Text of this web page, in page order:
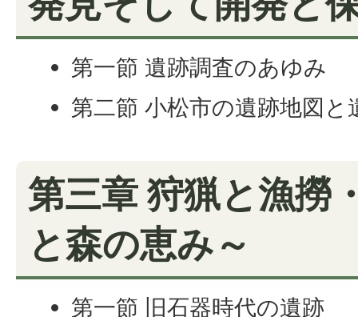
第一節 遺跡調査のあゆみ
第二節 小松市の遺跡地図と
第三章 狩猟と漁撈
と森の恵み～
第一節 旧石器時代の遺跡